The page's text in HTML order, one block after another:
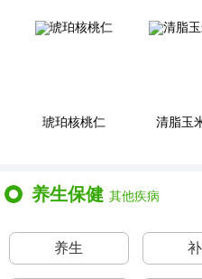
琥珀核桃仁 清脂玉
养生保健 其他疾病
养生